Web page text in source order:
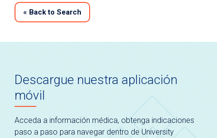
« Back to Search
Descargue nuestra aplicación
móvil
Acceda a información médica, obtenga indicaciones
paso a paso para navegar dentro de University